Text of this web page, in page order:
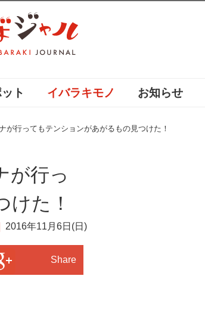
ト イバラキモノ お知らせ
が行ってもテンションがあがるもの見つけた！
が行っ
た！
2016年11月6日(日)
Share